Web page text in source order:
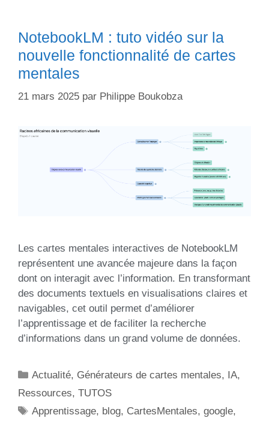
NotebookLM : tuto vidéo sur la
nouvelle fonctionnalité de cartes
mentales
21 mars 2025 par Philippe Boukobza
Les cartes mentales interactives de NotebookLM
représentent une avancée majeure dans la façon
dont on interagit avec l’information. En transformant
des documents textuels en visualisations claires et
navigables, cet outil permet d’améliorer
l’apprentissage et de faciliter la recherche
d’informations dans un grand volume de données.
Actualité, Générateurs de cartes mentales, IA,
Ressources, TUTOS
Apprentissage, blog, CartesMentales,google,